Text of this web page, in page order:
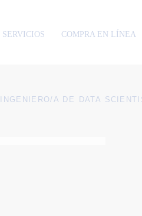
SERVICIOS COMPRA EN LÍNEA
INGENIERO/A DE DATA